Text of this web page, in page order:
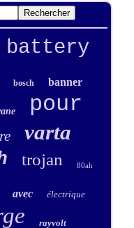
battery
bosch banner
pour
varta
trojan 80ah
avec électrique
rayvolt